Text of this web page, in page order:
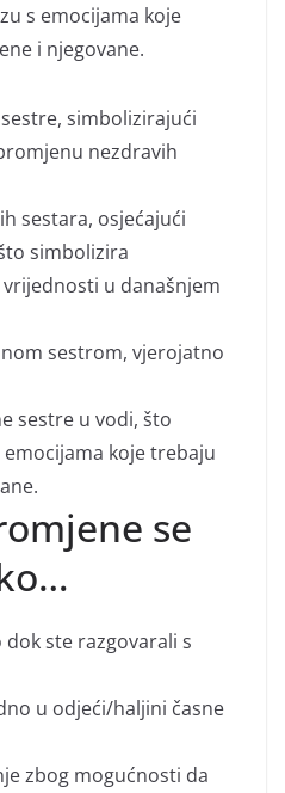
s emocijama koje
i njegovane.
simbolizirajući
nezdravih
sestara, osjećajući
simbolizira
u današnjem
sestrom, vjerojatno
sestre u vodi, što
koje trebaju
se
ste razgovarali s
u odjeći/haljini časne
zbog mogućnosti da